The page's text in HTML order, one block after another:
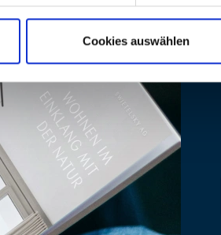
Cookies auswählen